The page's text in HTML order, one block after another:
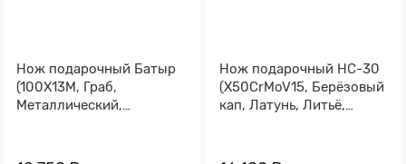
Нож подарочный Батыр
(100Х13М, Граб,
Металлический,
Нож подарочный НС-30
(X50CrMoV15, Берёзовый
кап, Латунь, Литьё,